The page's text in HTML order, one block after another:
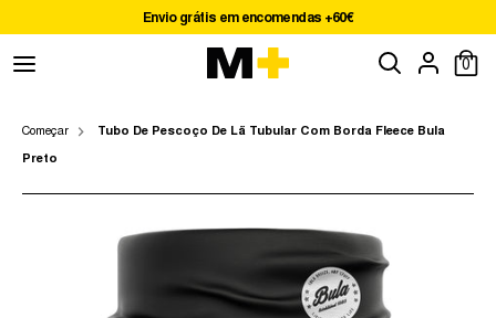
para
Envio grátis em encomendas +60€
Procurar
loja
0
Começar Tubo De Pescoço De Lã Tubular Com Borda Fleece Bula
Preto
UM TAMANHO